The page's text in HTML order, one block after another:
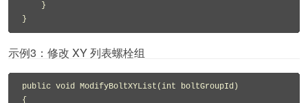
    }
}
示例3：修改 XY 列表螺栓组
public void ModifyBoltXYList(int boltGroupId)
{